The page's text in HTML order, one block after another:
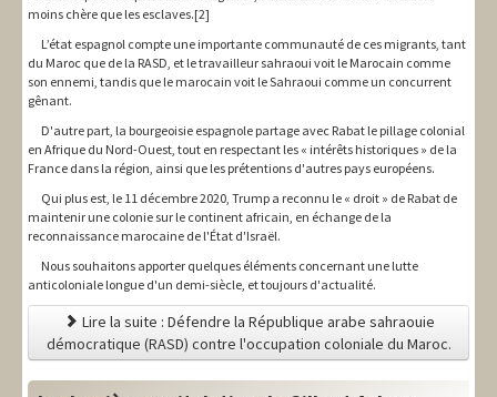
moins chère que les esclaves.[2]
L’état espagnol compte une importante communauté de ces migrants, tant
du Maroc que de la RASD, et le travailleur sahraoui voit le Marocain comme
son ennemi, tandis que le marocain voit le Sahraoui comme un concurrent
gênant.
D'autre part, la bourgeoisie espagnole partage avec Rabat le pillage colonial
en Afrique du Nord-Ouest, tout en respectant les « intérêts historiques » de la
France dans la région, ainsi que les prétentions d'autres pays européens.
Qui plus est, le 11 décembre 2020, Trump a reconnu le « droit » de Rabat de
maintenir une colonie sur le continent africain, en échange de la
reconnaissance marocaine de l'État d'Israël.
Nous souhaitons apporter quelques éléments concernant une lutte
anticoloniale longue d'un demi-siècle, et toujours d'actualité.
Lire la suite : Défendre la République arabe sahraouie
démocratique (RASD) contre l'occupation coloniale du Maroc.